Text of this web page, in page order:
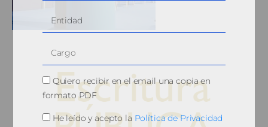
Quiero recibir en el email una copia en
formato PDF
He leído y acepto la Política de Privacidad